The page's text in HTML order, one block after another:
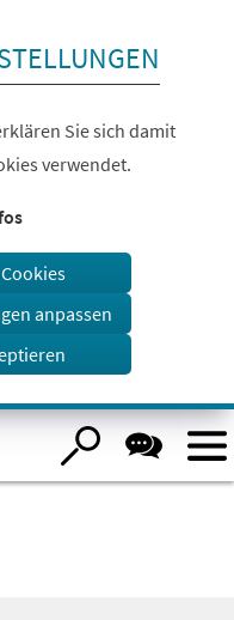
Sie sich damit
verwendet.
anpassen